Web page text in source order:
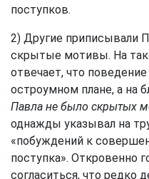
поступков.
2) Другие приписывали
скрытые мотивы. На
отвечает, что
остроумном плане, а на
Павла не было скрытых
однажды указывал на
«побуждений к
поступка». Откровенно
согласиться, что редко